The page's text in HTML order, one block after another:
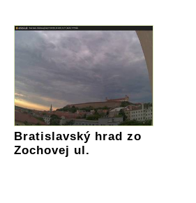
Bratislavský hrad zo
Zochovej ul.